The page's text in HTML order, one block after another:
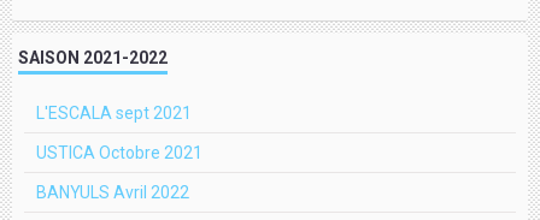
SAISON 2021-2022
L'ESCALA sept 2021
USTICA Octobre 2021
BANYULS Avril 2022